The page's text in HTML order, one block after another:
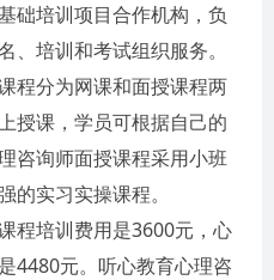
础培训项目合作机构，负
、培训和考试组织服务。
程分为网课和面授课程两
授课，学员可根据自己的
咨询师面授课程采用小班
的实习实操课程。
程培训费用是3600元，心
4480元。听心教育心理咨